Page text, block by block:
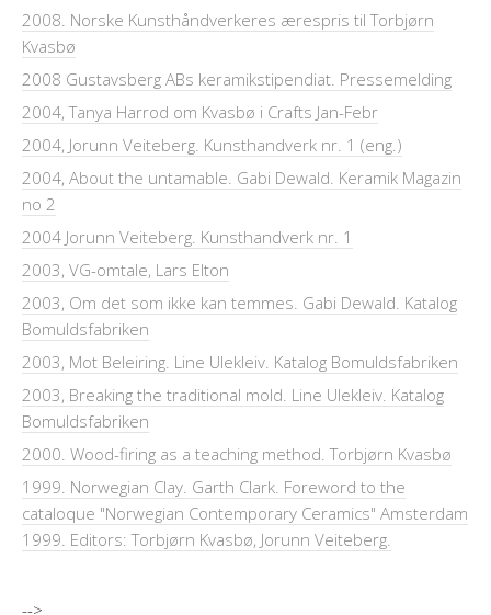
2008. Norske Kunsthåndverkeres ærespris til Torbjørn
Kvasbø
2008 Gustavsberg ABs keramikstipendiat. Pressemelding
2004, Tanya Harrod om Kvasbø i Crafts Jan-Febr
2004, Jorunn Veiteberg. Kunsthandverk nr. 1 (eng.)
2004, About the untamable. Gabi Dewald. Keramik Magazin
no 2
2004 Jorunn Veiteberg. Kunsthandverk nr. 1
2003, VG-omtale, Lars Elton
2003, Om det som ikke kan temmes. Gabi Dewald. Katalog
Bomuldsfabriken
2003, Mot Beleiring. Line Ulekleiv. Katalog Bomuldsfabriken
2003, Breaking the traditional mold. Line Ulekleiv. Katalog
Bomuldsfabriken
2000. Wood-firing as a teaching method. Torbjørn Kvasbø
1999. Norwegian Clay. Garth Clark. Foreword to the
cataloque "Norwegian Contemporary Ceramics" Amsterdam
1999. Editors: Torbjørn Kvasbø, Jorunn Veiteberg.
-->